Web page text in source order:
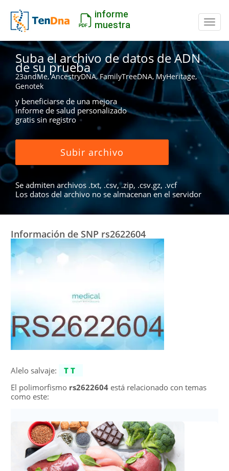
informe
muestra
Suba el archivo de datos de ADN
de su prueba
23andMe, AncestryDNA, FamilyTreeDNA, MyHeritage,
Genotek
y beneficiarse de una mejora
informe de salud personalizado
gratis sin registro
Subir archivo
Se admiten archivos .txt, .csv, .zip, .csv.gz, .vcf
Los datos del archivo no se almacenan en el servidor
Información de SNP rs2622604
Alelo salvaje:
TT
El polimorfismo rs2622604está relacionado con temas
como este: